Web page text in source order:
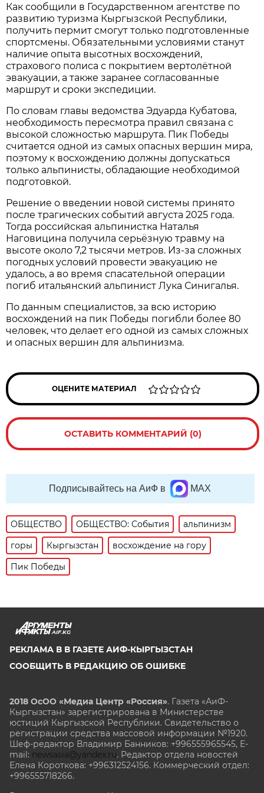
Как сообщили в Государственном агентстве по
развитию туризма Кыргызской Республики,
получить пермит смогут только подготовленные
спортсмены. Обязательными условиями станут
наличие опыта высотных восхождений,
страхового полиса с покрытием вертолётной
эвакуации, а также заранее согласованные
маршрут и сроки экспедиции.
По словам главы ведомства Эдуарда Кубатова,
необходимость пересмотра правил связана с
высокой сложностью маршрута. Пик Победы
считается одной из самых опасных вершин мира,
поэтому к восхождению должны допускаться
только альпинисты, обладающие необходимой
подготовкой.
Решение о введении новой системы принято
после трагических событий августа 2025 года.
Тогда российская альпинистка Наталья
Наговицина получила серьёзную травму на
высоте около 7,2 тысячи метров. Из-за сложных
погодных условий провести эвакуацию не
удалось, а во время спасательной операции
погиб итальянский альпинист Лука Синигалья.
По данным специалистов, за всю историю
восхождений на пик Победы погибли более 80
человек, что делает его одной из самых сложных
и опасных вершин для альпинизма.
ОЦЕНИТЕ МАТЕРИАЛ
ОСТАВИТЬ КОММЕНТАРИЙ (0)
Подписывайтесь на АиФ в MAX
ОБЩЕСТВО ОБЩЕСТВО: События
альпинизм
горы
Кыргызстан
восхождение на гору
Пик Победы
AIF.KG
РЕКЛАМА В В ГАЗЕТЕ АИФ-КЫРГЫЗСТАН
СООБЩИТЬ В РЕДАКЦИЮ ОБ ОШИБКЕ
2018 ОсОО «Медиа Центр «Россия». Газета «АиФ-
Кыргызстан» зарегистрирована в Министерстве
юстиций Кыргызской Республики. Свидетельство о
регистрации средства массовой информации №1920.
Шеф-редактор Владимир Банников: +996555965545, E-
mail: newsasia@yandex.ru. Редактор отдела новостей
Елена Короткова: +996312524156. Коммерческий отдел:
+996555718266.